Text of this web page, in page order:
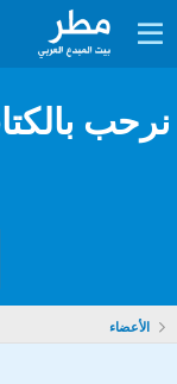
نرحب
الأعضاء